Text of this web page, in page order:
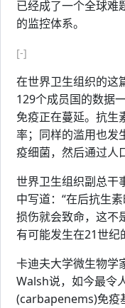
已经成了一个全球难
的监控体系。
[-]
在世界卫生组织的这
129个成员国的数据
免疫正在蔓延。抗
率；同样的滥用也发
疫细菌，然后通过人
世界卫生组织副总干
中写道：“在后抗生
损伤就会致命，这不
有可能发生在21世纪
卡迪夫大学微生物学
Walsh说，如今最令
(carbapenems)免疫